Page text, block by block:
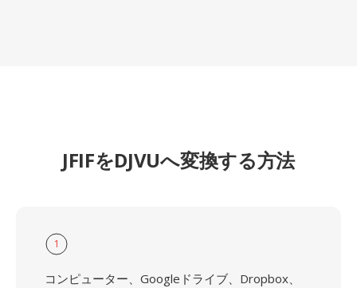
JFIFをDJVUへ変換する方法
1
コンピューター、Googleドライブ、Dropbox、